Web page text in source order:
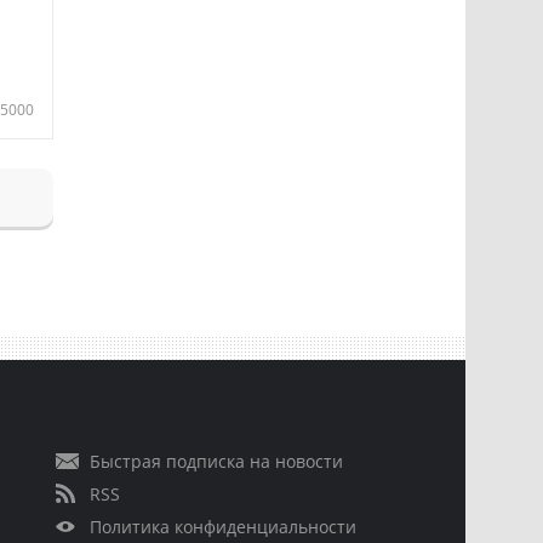
5000
Быстрая подписка на новости
RSS
Политика конфиденциальности